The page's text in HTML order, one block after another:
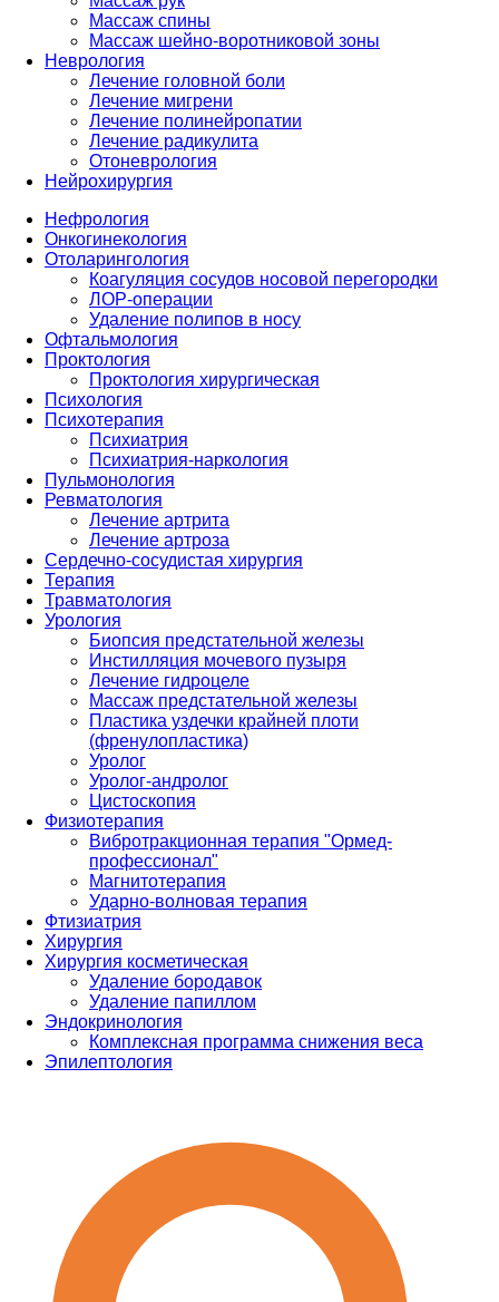
Массаж спины
Массаж шейно-воротниковой зоны
Неврология
Лечение головной боли
Лечение мигрени
Лечение полинейропатии
Лечение радикулита
Отоневрология
Нейрохирургия
Нефрология
Онкогинекология
Отоларингология
Коагуляция сосудов носовой перегородки
ЛОР-операции
Удаление полипов в носу
Офтальмология
Проктология
Проктология хирургическая
Психология
Психотерапия
Психиатрия
Психиатрия-наркология
Пульмонология
Ревматология
Лечение артрита
Лечение артроза
Сердечно-сосудистая хирургия
Терапия
Травматология
Урология
Биопсия предстательной железы
Инстилляция мочевого пузыря
Лечение гидроцеле
Массаж предстательной железы
Пластика уздечки крайней плоти
(френулопластика)
Уролог
Уролог-андролог
Цистоскопия
Физиотерапия
Вибротракционная терапия "Ормед-
профессионал"
Магнитотерапия
Ударно-волновая терапия
Фтизиатрия
Хирургия
Хирургия косметическая
Удаление бородавок
Удаление папиллом
Эндокринология
Комплексная программа снижения веса
Эпилептология